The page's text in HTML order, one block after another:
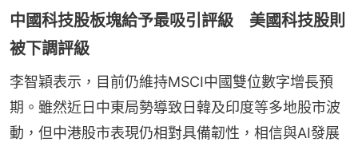
中國科技股板塊給予最吸引評級 美國科技股則
被下調評級
李智穎表示，目前仍維持MSCI中國雙位數字增長預
期。雖然近日中東局勢導致日韓及印度等多地股市波
動，但中港股市表現仍相對具備韌性，相信與AI發展